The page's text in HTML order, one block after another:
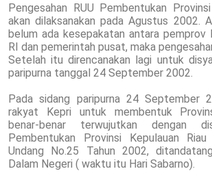
Pengesahan RUU Pembentukan
akan dilaksanakan pada Agustus 2002.
belum ada kesepakatan antara pemprov
RI dan pemerintah pusat, maka
Setelah itu direncanakan lagi untuk
paripurna tanggal 24 September 2002.
Pada sidang paripurna 24 September
rakyat Kepri untuk membentuk
benar-benar terwujutkan dengan
Pembentukan Provinsi Kepulauan
Undang No.25 Tahun 2002,
Dalam Negeri ( waktu itu Hari Sabarno).